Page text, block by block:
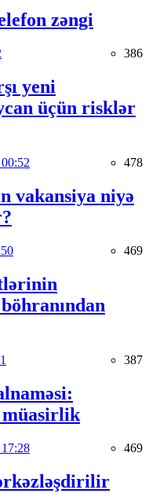
zəngi
386
yeni
üçün risklər
478
vakansiya niyə
469
387
müasirlik
469